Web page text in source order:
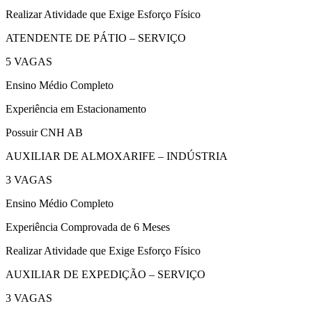
Realizar Atividade que Exige Esforço Físico
ATENDENTE DE PÁTIO – SERVIÇO
5 VAGAS
Ensino Médio Completo
Experiência em Estacionamento
Possuir CNH AB
AUXILIAR DE ALMOXARIFE – INDÚSTRIA
3 VAGAS
Ensino Médio Completo
Experiência Comprovada de 6 Meses
Realizar Atividade que Exige Esforço Físico
AUXILIAR DE EXPEDIÇÃO – SERVIÇO
3 VAGAS